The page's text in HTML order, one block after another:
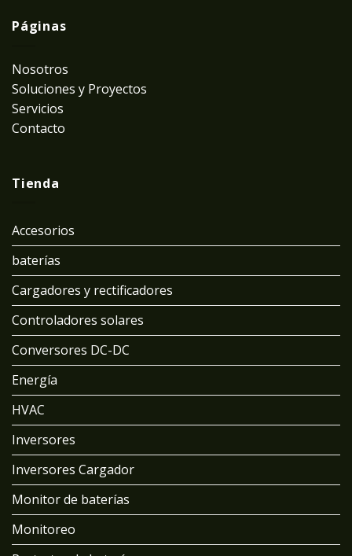
Páginas
Nosotros
Soluciones y Proyectos
Servicios
Contacto
Tienda
Accesorios
baterías
Cargadores y rectificadores
Controladores solares
Conversores DC-DC
Energía
HVAC
Inversores
Inversores Cargador
Monitor de baterías
Monitoreo